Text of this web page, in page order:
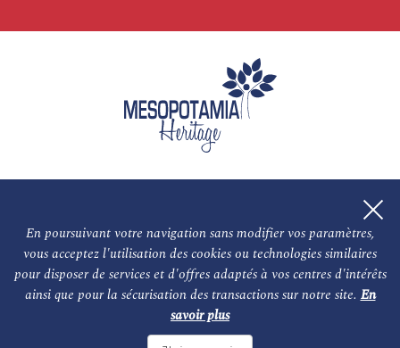
En poursuivant votre navigation sans modifier vos paramètres,
vous acceptez l'utilisation des cookies ou technologies similaires
pour disposer de services et d'offres adaptés à vos centres d'intérêts
ainsi que pour la sécurisation des transactions sur notre site.En
savoir plus
L'association NOS PARTENAIRES
Le conseil scientifique et nos experts Les auteurs
Mentions légales Nous contacter